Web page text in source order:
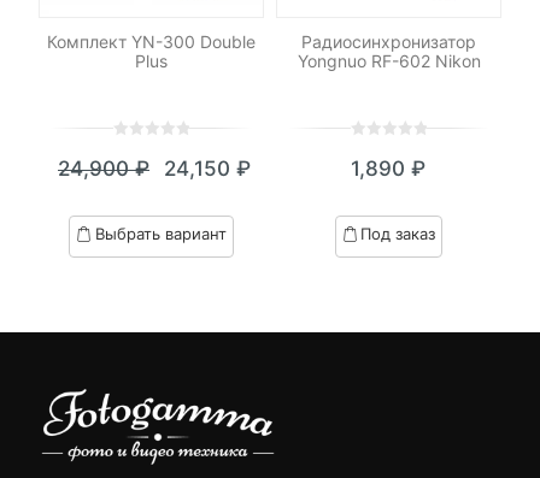
Комплект YN-300 Double
Plus
out
based
on
24,900₽
Первоначальная
цена
составляла
24,150 ₽
Текущая
цена:
24,150 ₽.
Выбрать вариант
Радиосинхронизатор
Yongnuo RF-602 Nikon
out
based
on
1,890 ₽
Под заказ